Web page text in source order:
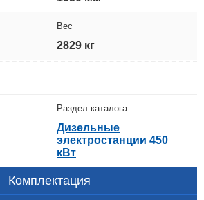
Вес
2829 кг
Раздел каталога:
Дизельные
электростанции 450
кВт
Комплектация